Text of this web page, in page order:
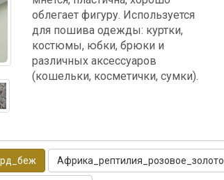
облегает фигуру. Используется
для пошива одежды: куртки,
костюмы, юбки, брюки и
различных аксессуаров
(кошельки, косметички, сумки).
Африка_рептилия_розовое_золото